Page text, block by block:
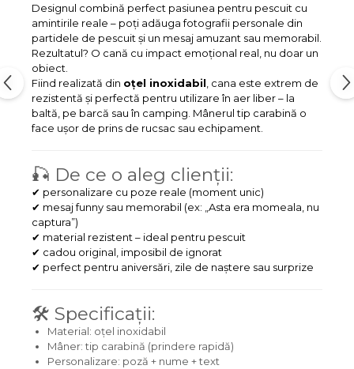
Designul combină perfect pasiunea pentru pescuit cu
amintirile reale – poți adăuga fotografii personale din
partidele de pescuit și un mesaj amuzant sau memorabil.
Rezultatul? O cană cu impact emoțional real, nu doar un
obiect.
Fiind realizată din oțel inoxidabil , cana este extrem de
rezistentă și perfectă pentru utilizare în aer liber – la
baltă, pe barcă sau în camping. Mânerul tip carabină o
face ușor de prins de rucsac sau echipament.
🎣 De ce o aleg clienții:
✔ personalizare cu poze reale (moment unic)
✔ mesaj funny sau memorabil (ex: „Asta era momeala, nu
captura”)
✔ material rezistent – ideal pentru pescuit
✔ cadou original, imposibil de ignorat
✔ perfect pentru aniversări, zile de naștere sau surprize
🛠️ Specificații:
Material: oțel inoxidabil
Mâner: tip carabină (prindere rapidă)
Personalizare: poză + nume + text